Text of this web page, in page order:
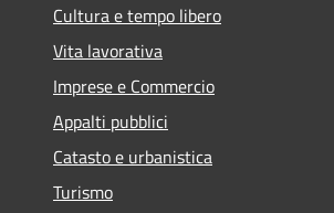
Cultura e tempo libero
Vita lavorativa
Imprese e Commercio
Appalti pubblici
Catasto e urbanistica
Turismo